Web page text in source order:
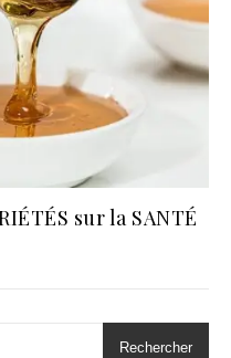
sur la SANTÉ
Rechercher